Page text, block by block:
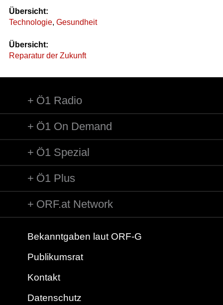
Übersicht:
Technologie, Gesundheit
Übersicht:
Reparatur der Zukunft
Ö1 Radio
Ö1 On Demand
Ö1 Spezial
Ö1 Plus
ORF.at Network
Bekanntgaben laut ORF-G
Publikumsrat
Kontakt
Datenschutz